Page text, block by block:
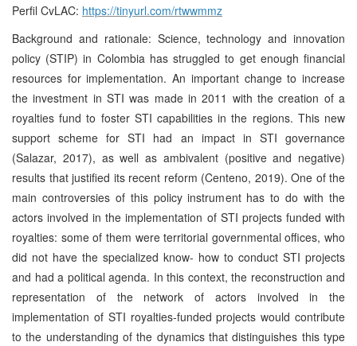
Perfil CvLAC: https://tinyurl.com/rtwwmmz
Background and rationale: Science, technology and innovation
policy (STIP) in Colombia has struggled to get enough financial
resources for implementation. An important change to increase
the investment in STI was made in 2011 with the creation of a
royalties fund to foster STI capabilities in the regions. This new
support scheme for STI had an impact in STI governance
(Salazar, 2017), as well as ambivalent (positive and negative)
results that justified its recent reform (Centeno, 2019). One of the
main controversies of this policy instrument has to do with the
actors involved in the implementation of STI projects funded with
royalties: some of them were territorial governmental offices, who
did not have the specialized know- how to conduct STI projects
and had a political agenda. In this context, the reconstruction and
representation of the network of actors involved in the
implementation of STI royalties-funded projects would contribute
to the understanding of the dynamics that distinguishes this type